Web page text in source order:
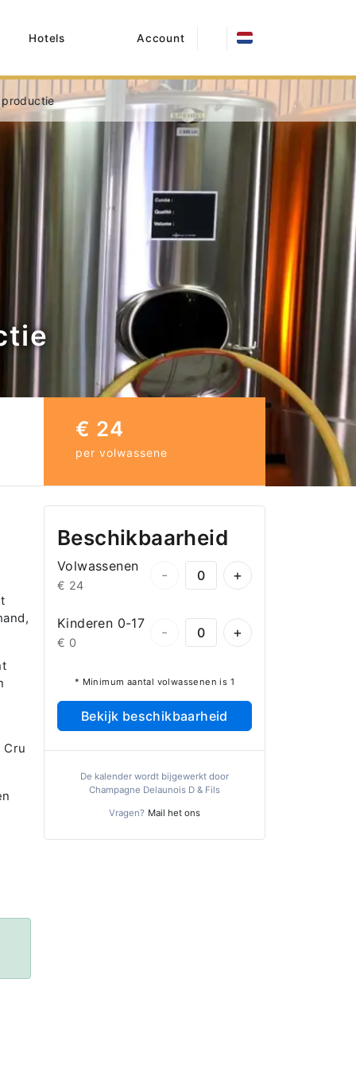
Hotels Account
productie
€ 24
per volwassene
Cru
Beschikbaarheid
Volwassenen
€ 24
- +
Kinderen 0-17
€ 0
- +
* Minimum aantal volwassenen is 1
Bekijk beschikbaarheid
De kalender wordt bijgewerkt door
Champagne Delaunois D & Fils
Vragen? Mail het ons